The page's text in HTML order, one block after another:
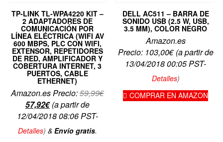
TP-LINK TL-WPA4220 KIT –
2 ADAPTADORES DE
COMUNICACIÓN POR
LÍNEA ELÉCTRICA (WIFI AV
600 MBPS, PLC CON WIFI,
EXTENSOR, REPETIDORES
DE RED, AMPLIFICADOR Y
COBERTURA INTERNET, 3
PUERTOS, CABLE
ETHERNET)
Amazon.es Precio:59,99€El
precio
57,92€El
precio
actual
(a partir de
12/04/2018 08:06 PST-
Detalles) & Envío gratis.
DELL AC511 – BARRA DE
SONIDO USB (2.5 W, USB,
3.5 MM), COLOR NEGRO
Amazon.es
Precio: 103,00€(a partir de
13/04/2018 00:05 PST-
Detalles)
COMPRAR EN AMAZON